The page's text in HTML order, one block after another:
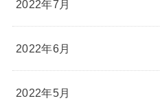
2022年7月
2022年6月
2022年5月